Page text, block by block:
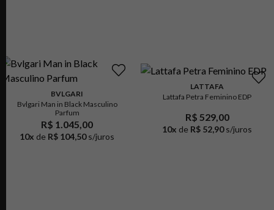
BVLGARI
Bvlgari Man in Black Masculino
Parfum
R$ 1.045,00
10x de R$ 104,50 s/juros
LATTAFA
Lattafa Petra Feminino EDP
R$ 529,00
10x de R$ 52,90 s/juros